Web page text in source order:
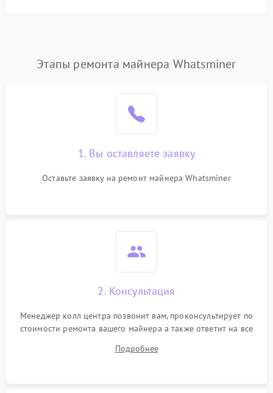
Этапы ремонта майнера Whatsminer
1. Вы оставляете заявку
Оставьте заявку на ремонт майнера Whatsminer
2. Консультация
Менеджер колл центра позвонит вам, проконсультирует по
стоимости ремонта вашего майнера а также ответит на все
Подробнее